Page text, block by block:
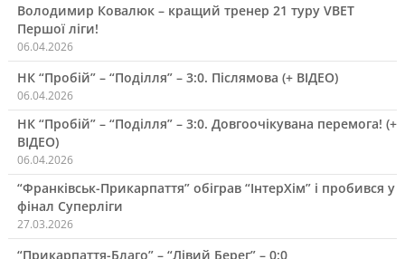
Володимир Ковалюк – кращий тренер 21 туру VBET
Першої ліги!
06.04.2026
НК “Пробій” – “Поділля” – 3:0. Післямова (+ ВІДЕО)
06.04.2026
НК “Пробій” – “Поділля” – 3:0. Довгоочікувана перемога! (+
ВІДЕО)
06.04.2026
“Франківськ-Прикарпаття” обіграв “ІнтерХім” і пробився у
фінал Суперліги
27.03.2026
“Прикарпаття-Благо” – “Лівий Берег” – 0:0